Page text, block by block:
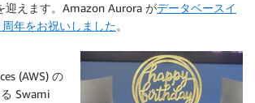
迎えます。Amazon Aurora がデータベースイ
年をお祝いしました。
(AWS) の
Swami